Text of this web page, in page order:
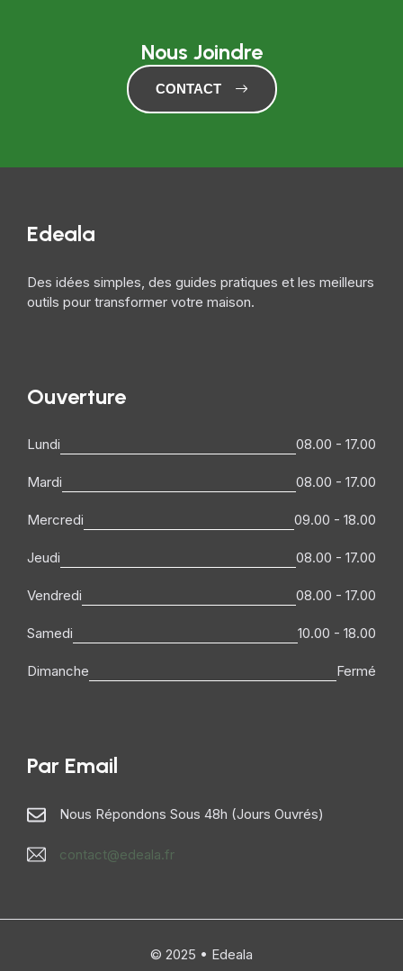
Nous Joindre
CONTACT
Edeala
Des idées simples, des guides pratiques et les meilleurs
outils pour transformer votre maison.
Ouverture
Lundi 08.00 - 17.00
Mardi 08.00 - 17.00
Mercredi 09.00 - 18.00
Jeudi 08.00 - 17.00
Vendredi 08.00 - 17.00
Samedi 10.00 - 18.00
Dimanche Fermé
Par Email
Nous Répondons Sous 48h (jours Ouvrés)
contact@edeala.fr
© 2025 • Edeala